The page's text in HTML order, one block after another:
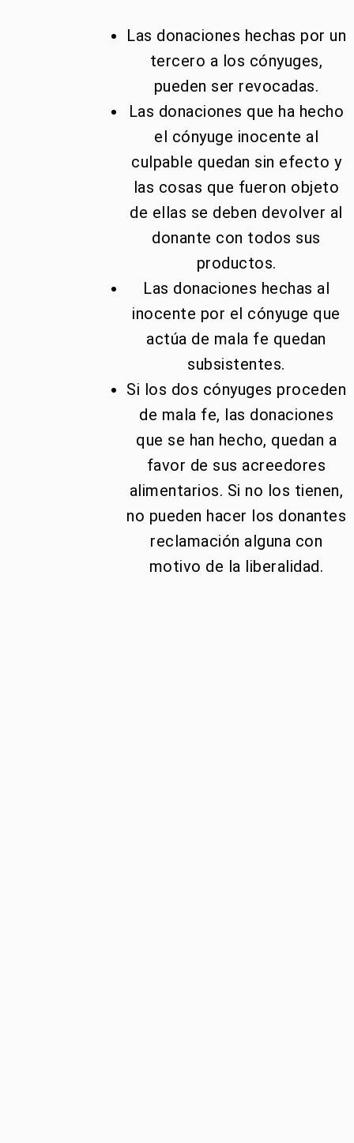
Las donaciones hechas por un
tercero a los cónyuges,
pueden ser revocadas.
Las donaciones que ha hecho
el cónyuge inocente al
culpable quedan sin efecto y
las cosas que fueron objeto
de ellas se deben devolver al
donante con todos sus
productos.
Las donaciones hechas al
inocente por el cónyuge que
actúa de mala fe quedan
subsistentes.
Si los dos cónyuges proceden
de mala fe, las donaciones
que se han hecho, quedan a
favor de sus acreedores
alimentarios. Si no los tienen,
no pueden hacer los donantes
reclamación alguna con
motivo de la liberalidad.